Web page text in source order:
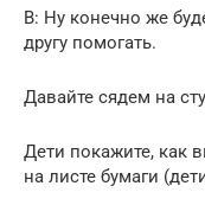
В: Ну конечно же
другу помогать.
Давайте сядем на
Дети покажите, как
на листе бумаги